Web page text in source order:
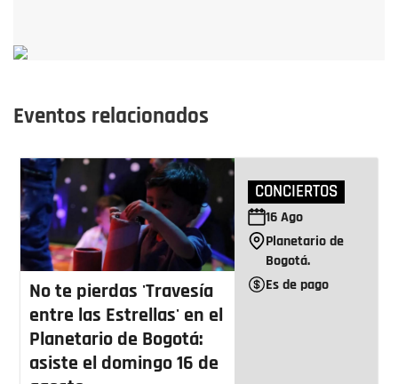
Eventos relacionados
No te pierdas 'Travesía
entre las Estrellas' en el
Planetario de Bogotá:
asiste el domingo 16 de
CONCIERTOS
16Ago
Planetario de
Bogotá.
Es de pago